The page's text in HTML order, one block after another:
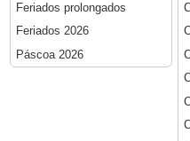
Feriados prolongados
Feriados 2026
Páscoa 2026